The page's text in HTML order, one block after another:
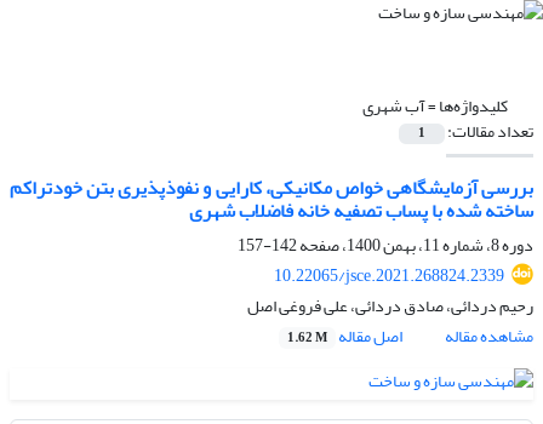
کلیدواژه‌ها =آب شهری
تعداد مقالات: 1
بررسی آزمایشگاهی خواص مکانیکی، کارایی و نفوذ‌پذیری بتن خودتراکم
ساخته شده با پساب تصفیه خانه فاضلاب شهری
دوره 8، شماره 11، بهمن 1400، صفحه
142-157
10.22065/jsce.2021.268824.2339
رحیم دردائی، صادق دردائی، علی فروغی اصل
مشاهده مقاله
اصل مقاله 1.62 M